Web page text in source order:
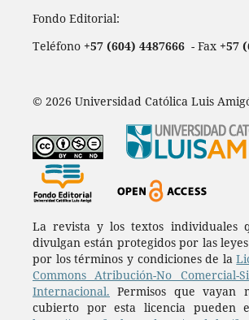
Fondo Editorial:
Teléfono +57 (604) 4487666- Fax +57
© 2026 Universidad Católica Luis
La revista y los textos individuales
divulgan están protegidos por las
por los términos y condiciones de la
Commons Atribución-No Comercial-
Internacional. Permisos que vayan
cubierto por esta licencia pueden